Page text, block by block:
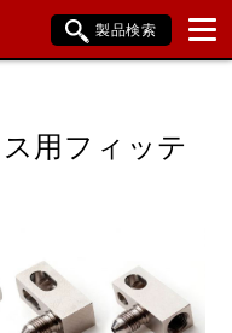
製品検索
用フィッテ